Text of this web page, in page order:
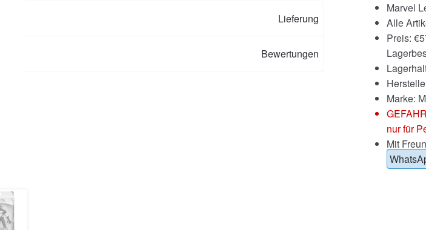
Lieferung
Bewertungen
Marvel
Alle
Preis: €
Marke:
nur für
Mit